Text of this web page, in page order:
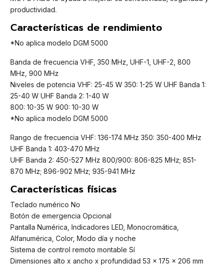
productividad.
Características de rendimiento
*No aplica modelo DGM 5000
Banda de frecuencia VHF, 350 MHz, UHF-1, UHF-2, 800
MHz, 900 MHz
Niveles de potencia VHF: 25-45 W 350: 1-25 W UHF Banda 1:
25-40 W UHF Banda 2: 1-40 W
800: 10-35 W 900: 10-30 W
*No aplica modelo DGM 5000
Rango de frecuencia VHF: 136-174 MHz 350: 350-400 MHz
UHF Banda 1: 403-470 MHz
UHF Banda 2: 450-527 MHz 800/900: 806-825 MHz; 851-
870 MHz; 896-902 MHz; 935-941 MHz
Características físicas
Teclado numérico No
Botón de emergencia Opcional
Pantalla Numérica, Indicadores LED, Monocromática,
Alfanumérica, Color, Modo día y noche
Sistema de control remoto montable Sí
Dimensiones alto x ancho x profundidad 53 x 175 x 206 mm